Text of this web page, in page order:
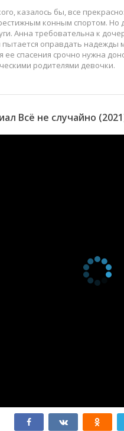
казалось бы, все
конным спортом. Но
Анна требовательна к
пытается оправдать
ее спасения срочно нужна
родителями девочки.
Всё не случайно